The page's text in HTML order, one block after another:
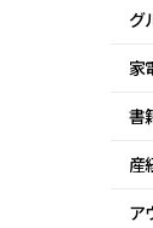
グ
家
書
産
ア